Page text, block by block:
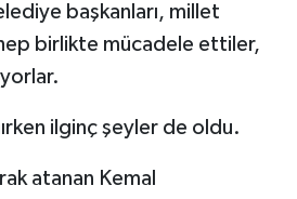
başkanları, millet
birlikte mücadele ettiler,
ilginç şeyler de oldu.
atanan Kemal